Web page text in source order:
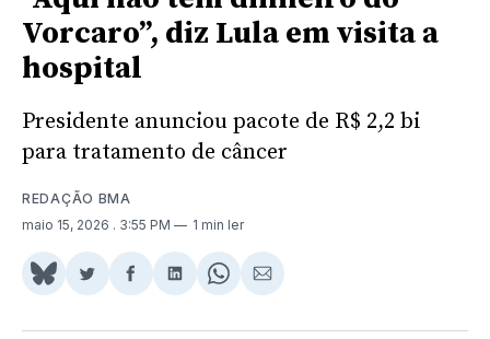
Vorcaro”, diz Lula em visita a
hospital
Presidente anunciou pacote de R$ 2,2 bi
para tratamento de câncer
REDAÇÃO BMA
maio 15, 2026 . 3:55 PM 1 min ler
Share
BlueSky
Compartilhar
Twitter
Compartilhar
Facebook
Compartilhar
LinkedIn
Share
WhatsApp
Compartilhar
Email